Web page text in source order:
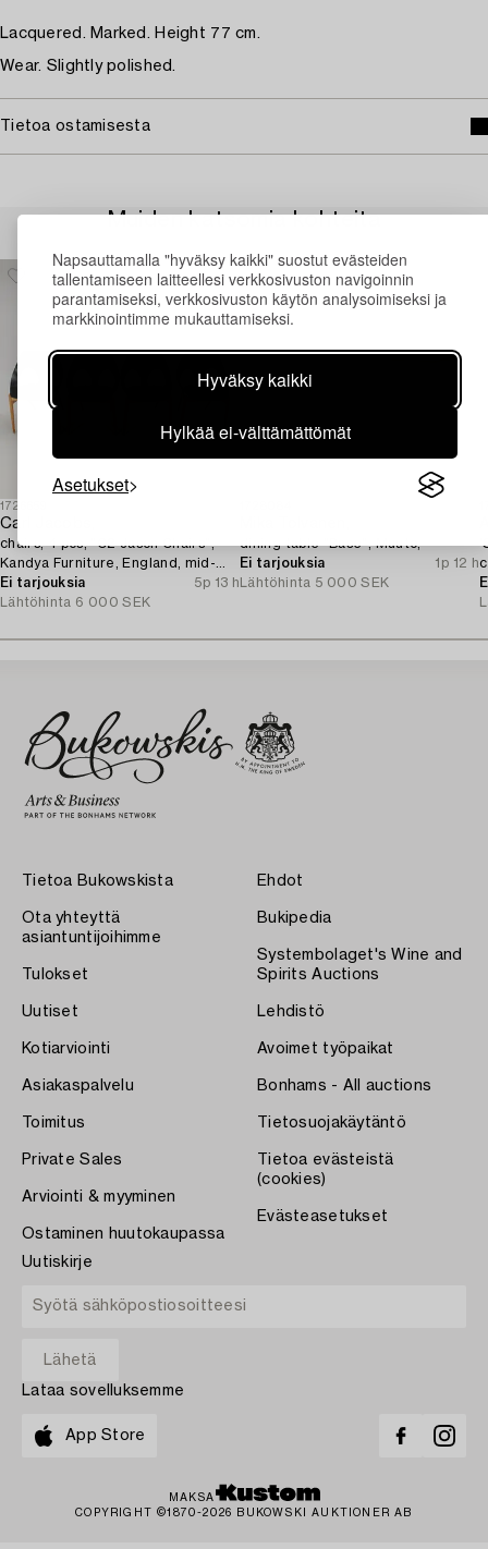
Napsauttamalla "hyväksy kaikki" suostut evästeiden
tallentamiseen laitteellesi verkkosivuston navigoinnin
parantamiseksi, verkkosivuston käytön analysoimiseksi ja
markkinointimme mukauttamiseksi.
Hyväksy kaikki
Hylkää ei-välttämättömät
Asetukset
Lacquered. Marked. Height 77 cm.
Wear. Slightly polished.
Tietoa ostamisesta
Muiden katsomia kohteita
1726659
Carl Jacobs,
chairs, 4 pcs, "C2 Jason Chairs",
Kandya Furniture, England, mid-
20th century.
Ei tarjouksia
5p 13 h
Lähtöhinta 6 000 SEK
dining table "Base", Muuto,
Ei tarjouksia
1p 12 h
Lähtöhinta 5 000 SEK
Tietoa Bukowskista
Ota yhteyttä
asiantuntijoihimme
Tulokset
Uutiset
Kotiarviointi
Asiakaspalvelu
Toimitus
Private Sales
Arviointi & myyminen
Ostaminen huutokaupassa
Ehdot
Bukipedia
Systembolaget's Wine and
Spirits Auctions
Lehdistö
Avoimet työpaikat
Bonhams - All auctions
Tietosuojakäytäntö
Tietoa evästeistä
(cookies)
Evästeasetukset
Uutiskirje
Lataa sovelluksemme
App Store
MAKSA
COPYRIGHT ©1870-2026 BUKOWSKI AUKTIONER AB